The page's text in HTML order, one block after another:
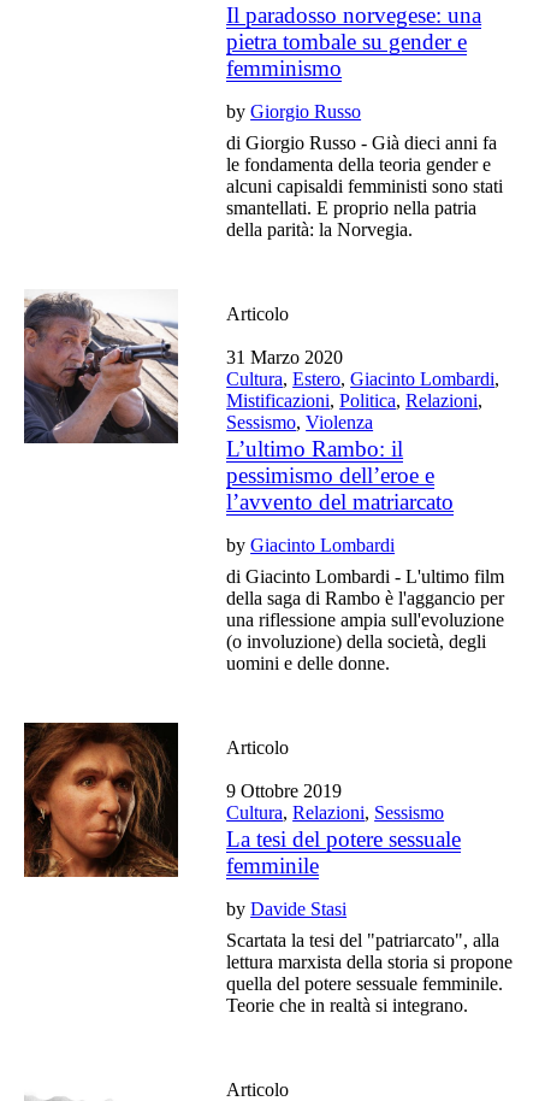
Il paradosso norvegese: una
pietra tombale su gender e
femminismo
byGiorgio Russo
di Giorgio Russo - Già dieci anni fa
le fondamenta della teoria gender e
alcuni capisaldi femministi sono stati
smantellati. E proprio nella patria
della parità: la Norvegia.
Articolo
31 Marzo 2020
Cultura,Estero,Giacinto Lombardi,
Mistificazioni,Politica,Relazioni,
Sessismo,Violenza
L’ultimo Rambo: il
pessimismo dell’eroe e
l’avvento del matriarcato
byGiacinto Lombardi
di Giacinto Lombardi - L'ultimo film
della saga di Rambo è l'aggancio per
una riflessione ampia sull'evoluzione
(o involuzione) della società, degli
uomini e delle donne.
Articolo
9 Ottobre 2019
Cultura,Relazioni, Sessismo
La tesi del potere sessuale
femminile
byDavide Stasi
Scartata la tesi del "patriarcato", alla
lettura marxista della storia si propone
quella del potere sessuale femminile.
Teorie che in realtà si integrano.
Articolo